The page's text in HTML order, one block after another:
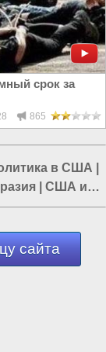
срок за
865
в США
США и
сайта